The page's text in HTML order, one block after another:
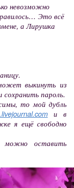
невозможно
Это всё
а Лирушка
выкинуть из
пароль.
то мой дубль
и в
я ещё свободно
оставить